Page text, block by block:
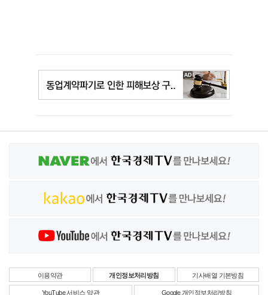
이용약관 개인정보처리방침 기사배열 기본방침
YouTube 서비스 약관 Google 개인정보처리방침